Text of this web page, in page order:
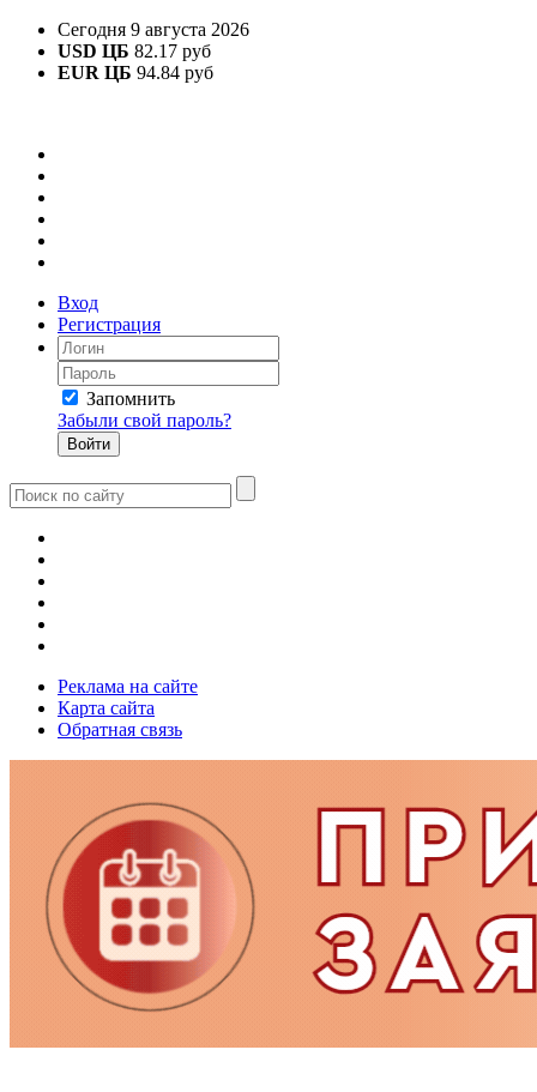
Сегодня 9 августа 2026
USD ЦБ 82.17 руб
EUR ЦБ 94.84 руб
Вход
Регистрация
Запомнить
Забыли свой пароль?
Реклама на сайте
Карта сайта
Обратная связь